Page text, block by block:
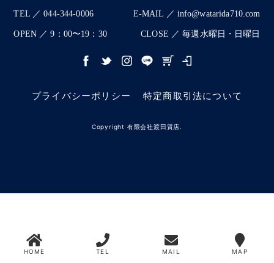
TEL ／ 044-344-0006 E-MAIL ／ info@watarida710.com
OPEN ／ 9：00〜19：30 CLOSE ／ 毎週水曜日・日曜日
プライバシーポリシー 特定商取引法について
Copyright 有限会社渡田質店.
HOME TEL MAIL MAP